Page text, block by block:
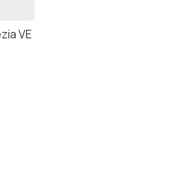
VE